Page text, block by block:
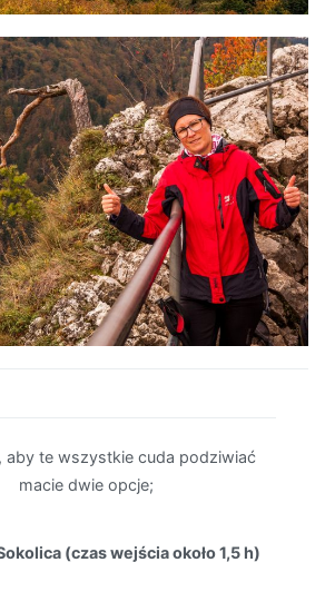
aby te wszystkie cuda podziwiać
macie dwie opcje;
(czas wejścia około 1,5 h)